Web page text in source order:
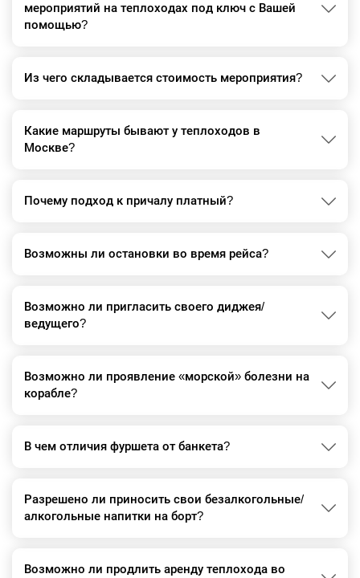
мероприятий на теплоходах под ключ с Вашей
помощью?
Из чего складывается стоимость мероприятия?
Какие маршруты бывают у теплоходов в
Москве?
Почему подход к причалу платный?
Возможны ли остановки во время рейса?
Возможно ли пригласить своего диджея/
ведущего?
Возможно ли проявление «морской» болезни на
корабле?
В чем отличия фуршета от банкета?
Разрешено ли приносить свои безалкогольные/
алкогольные напитки на борт?
Возможно ли продлить аренду теплохода во